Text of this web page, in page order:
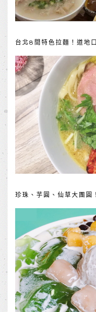
台北8間特色拉麵！道地
珍珠、芋圓、仙草大團圓